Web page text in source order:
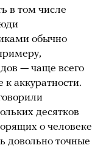
в том числе
обычно
— чаще всего
аккуратности.
десятков
о человеке
довольно точные